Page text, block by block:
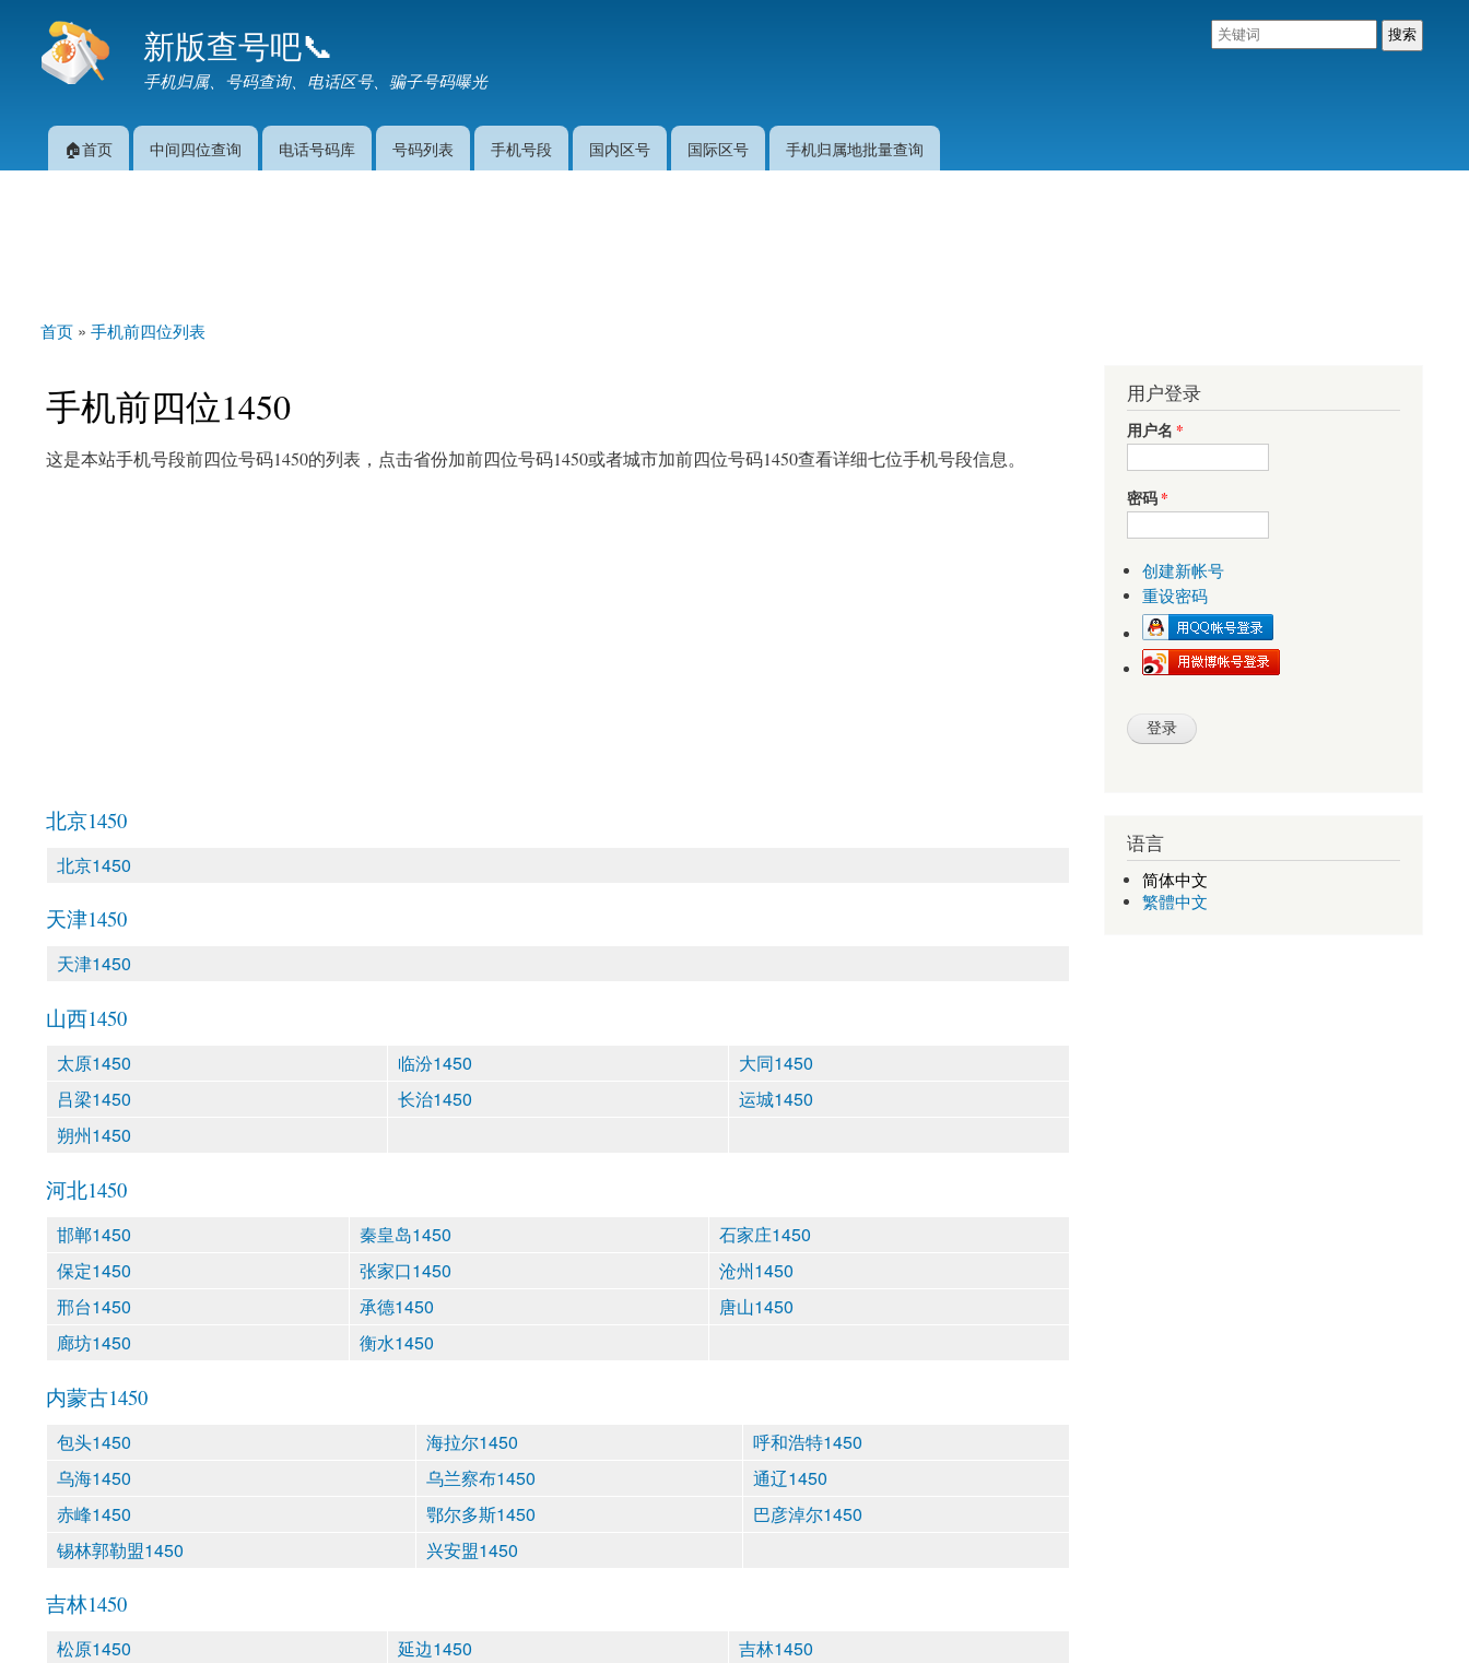
要
新版查号吧📞
手机归属、号码查询、电话区号、骗子号码曝光
主菜单🏠首页 中间四位查询 电话号码库 号码列表 手机号段 国内区号 国际区号 手机归属地批量查询
你在这里
首页 » 手机前四位列表
手机前四位1450
这是本站手机号段前四位号码1450的列表，点击省份加前四位号码1450或者城市加前四位号码1450查看详细七位手机号段信息。
北京1450
北京1450
天津1450
天津1450
山西1450
太原1450 临汾1450
大同1450
吕梁1450
长治1450
运城1450
朔州1450
河北1450
邯郸1450 秦皇岛1450
石家庄1450
保定1450
张家口1450
沧州1450
邢台1450
承德1450
唐山1450
廊坊1450
衡水1450
内蒙古1450
包头1450 海拉尔1450
呼和浩特1450
乌海1450
乌兰察布1450
通辽1450
赤峰1450
鄂尔多斯1450
巴彦淖尔1450
锡林郭勒盟1450
兴安盟1450
吉林1450
松原1450 延边1450
吉林1450
用户登录
用户名 *
密码*
创建新帐号
重设密码
语言
简体中文
繁體中文